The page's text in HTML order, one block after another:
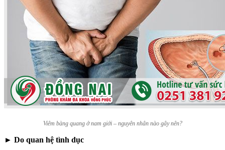
Viêm bàng quang ở nam giới – nguyên nhân nào gây nên?
► Do quan hệ tình dục